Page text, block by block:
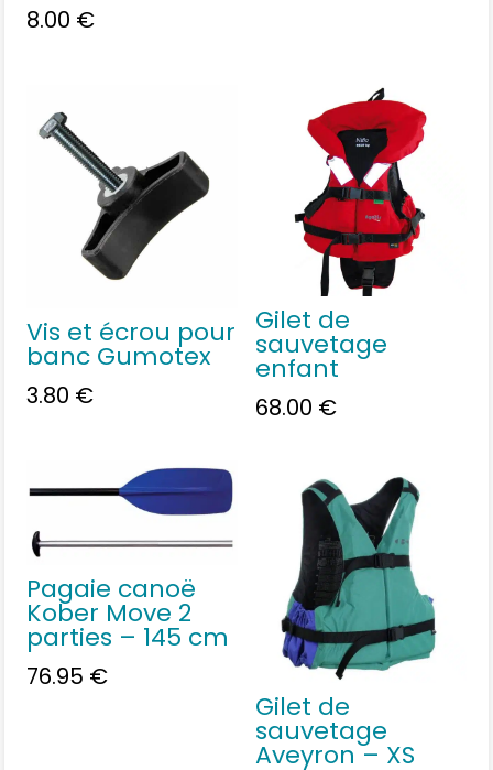
8.00 €
Vis et écrou pour
banc Gumotex
3.80 €
Gilet de
sauvetage
enfant
68.00 €
Pagaie canoë
Kober Move 2
parties – 145 cm
76.95 €
Gilet de
sauvetage
Aveyron – XS